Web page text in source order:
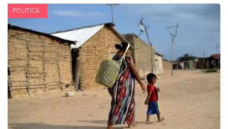
POLITICA